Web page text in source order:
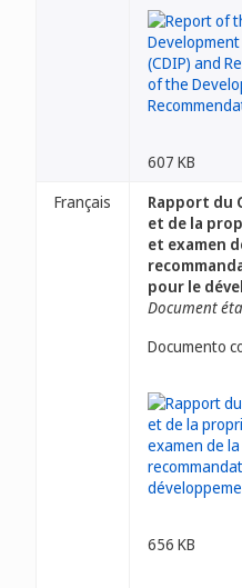
607 KB
Français
Rapport du
et de la
et examen
pour le
Document
Documento
656 KB